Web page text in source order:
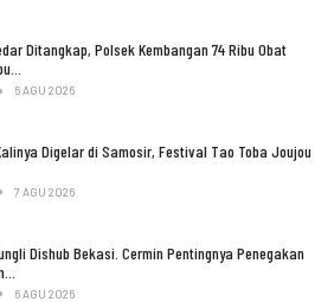
Ditangkap, Polsek Kembangan 74 Ribu Obat
6 AGU 2026
Digelar di Samosir, Festival Tao Toba Joujou
7 AGU 2026
Dishub Bekasi. Cermin Pentingnya Penegakan
6 AGU 2026